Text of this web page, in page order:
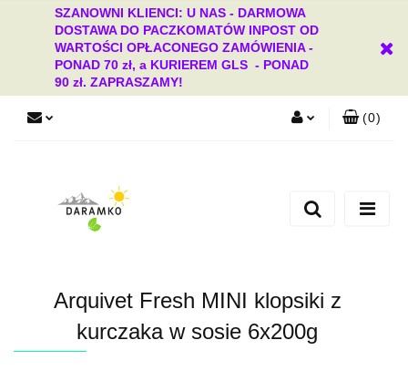
SZANOWNI KLIENCI: U NAS - DARMOWA
DOSTAWA DO PACZKOMATÓW INPOST OD
WARTOŚCI OPŁACONEGO ZAMÓWIENIA -
PONAD 70 zł, a KURIEREM GLS - PONAD
90 zł. ZAPRASZAMY!
Dodaj zgłoszenie
(0)
Arquivet Fresh MINI klopsiki z
kurczaka w sosie 6x200g